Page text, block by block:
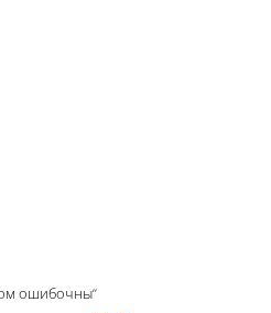
ошибочны”